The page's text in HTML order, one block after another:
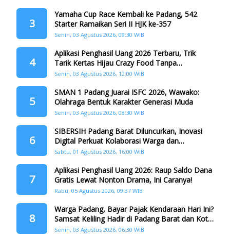
3
Yamaha Cup Race Kembali ke Padang, 542
Starter Ramaikan Seri II HJK ke-357
Senin, 03 Agustus 2026, 09:30 WIB
4
Aplikasi Penghasil Uang 2026 Terbaru, Trik
Tarik Kertas Hijau Crazy Food Tanpa
Penggandaan
Senin, 03 Agustus 2026, 12:00 WIB
5
SMAN 1 Padang Juarai ISFC 2026, Wawako:
Olahraga Bentuk Karakter Generasi Muda
Senin, 03 Agustus 2026, 08:30 WIB
6
SIBERSIH Padang Barat Diluncurkan, Inovasi
Digital Perkuat Kolaborasi Warga dan
Pemerintah Atasi Persampahan
Sabtu, 01 Agustus 2026, 16:00 WIB
7
Aplikasi Penghasil Uang 2026: Raup Saldo Dana
Gratis Lewat Nonton Drama, Ini Caranya!
Rabu, 05 Agustus 2026, 09:37 WIB
8
Warga Padang, Bayar Pajak Kendaraan Hari Ini?
Samsat Keliling Hadir di Padang Barat dan Koto
Tangah
Senin, 03 Agustus 2026, 06:30 WIB